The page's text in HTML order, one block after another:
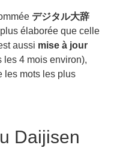
デジタル大辞
élaborée que celle
aussi mise à jour
les 4 mois environ),
les mots les plus
Daijisen